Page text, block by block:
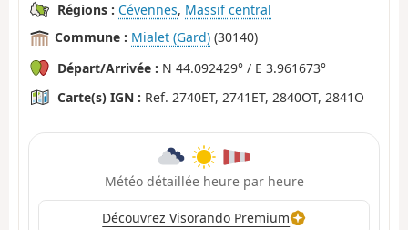
Régions : Cévennes, Massif central
Commune : Mialet (Gard) (30140)
Départ/Arrivée : N 44.092429° / E 3.961673°
Carte(s) IGN : Ref. 2740ET, 2741ET, 2840OT, 2841O
Météo détaillée heure par heure
Découvrez Visorando Premium